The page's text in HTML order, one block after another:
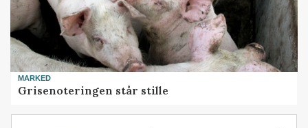
MARKED
Grisenoteringen står stille